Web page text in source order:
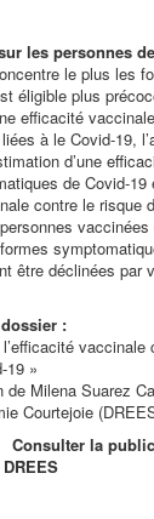
les personnes
le plus les
éligible plus
efficacité
à le Covid-19,
d’une
de Covid-19
contre le risque
vaccinées
être déclinées par
:
vaccinale
19 »
de Milena Suarez
Courtejoie
Consulter la